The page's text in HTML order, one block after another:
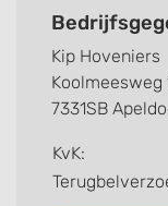
tuinwensen
gek. Neem
tuin van uw
bedrijven in
ingehuurd voor
Kip Hoveniers
Koolmeesweg
7331SB
KvK: